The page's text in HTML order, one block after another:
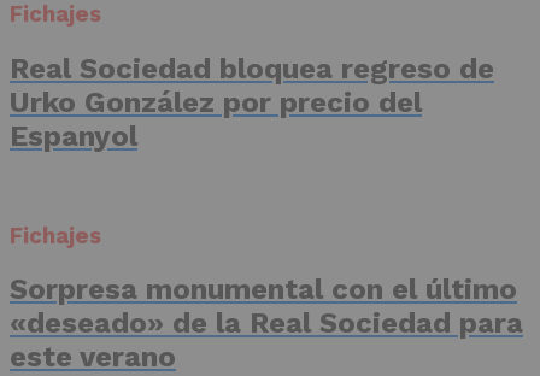
Fichajes
Real Sociedad bloquea regreso de
Urko González por precio del
Espanyol
Fichajes
Sorpresa monumental con el último
«deseado» de la Real Sociedad para
este verano